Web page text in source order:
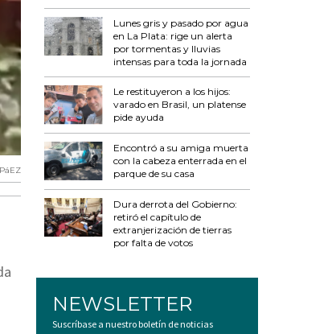
Lunes gris y pasado por agua
en La Plata: rige un alerta
por tormentas y lluvias
intensas para toda la jornada
Le restituyeron a los hijos:
varado en Brasil, un platense
pide ayuda
Encontró a su amiga muerta
con la cabeza enterrada en el
parque de su casa
Dura derrota del Gobierno:
retiró el capítulo de
extranjerización de tierras
por falta de votos
NEWSLETTER
Suscríbase a nuestro boletín de noticias